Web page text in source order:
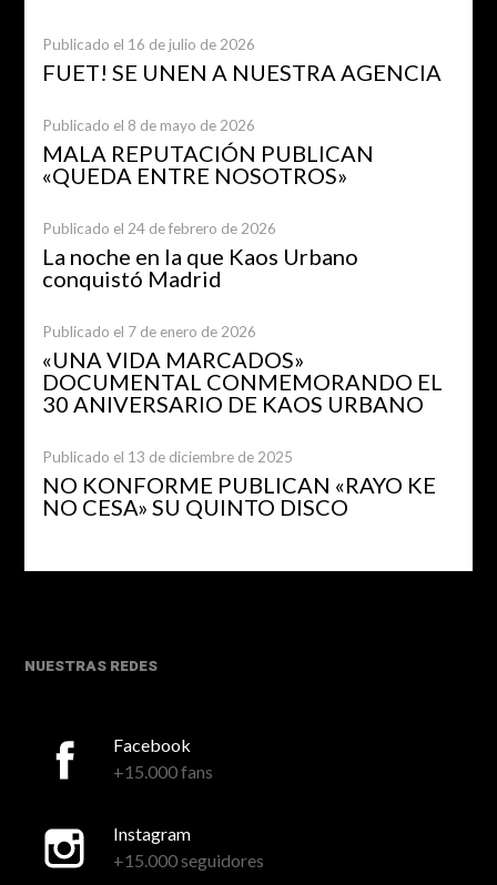
Publicado el 16 de julio de 2026
FUET! SE UNEN A NUESTRA AGENCIA
Publicado el 8 de mayo de 2026
MALA REPUTACIÓN PUBLICAN
«QUEDA ENTRE NOSOTROS»
Publicado el 24 de febrero de 2026
La noche en la que Kaos Urbano
conquistó Madrid
Publicado el 7 de enero de 2026
«UNA VIDA MARCADOS»
DOCUMENTAL CONMEMORANDO EL
30 ANIVERSARIO DE KAOS URBANO
Publicado el 13 de diciembre de 2025
NO KONFORME PUBLICAN «RAYO KE
NO CESA» SU QUINTO DISCO
NUESTRAS REDES
Facebook
+15.000 fans
Instagram
+15.000 seguidores